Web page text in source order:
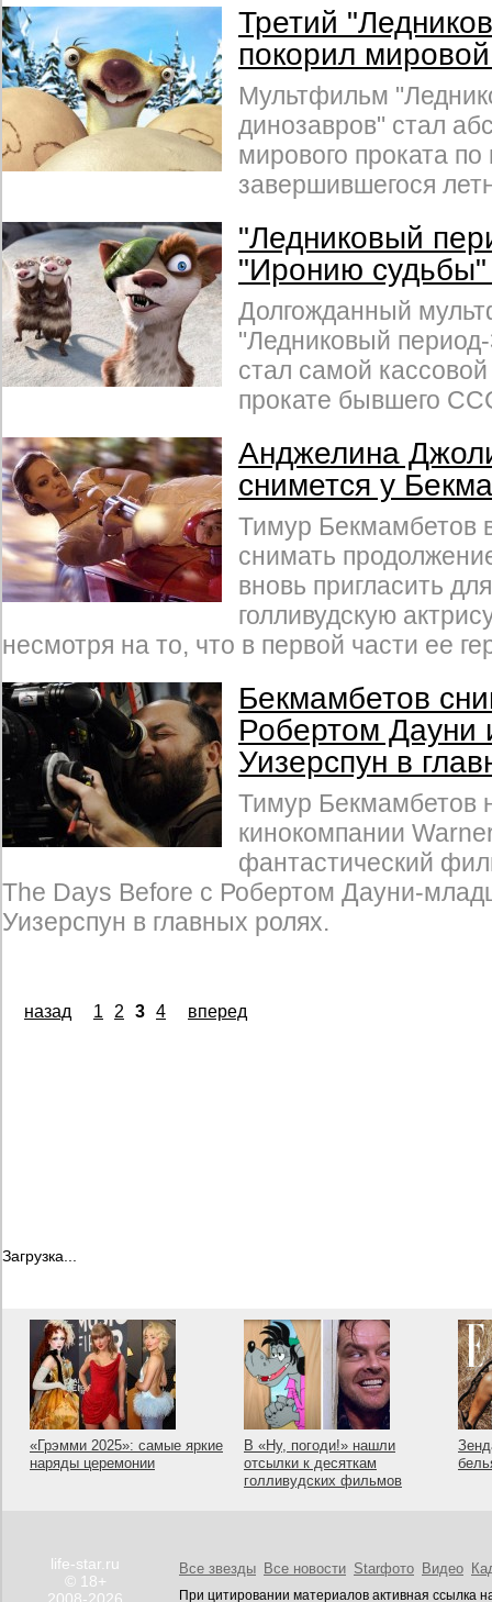
Третий
покорил
Мультфильм
динозавров" стал
мирового проката по
завершившегося
"Ледниковый
"Иронию
Долгожданный
"Ледниковый
стал самой
прокате бывшего
Анджелина
снимется у
Тимур Бекмамбетов
снимать
вновь пригласить
голливудскую
несмотря на то, что в первой части ее
Бекмамбетов
Робертом Дауни
Уизерспун в
Тимур Бекмамбетов
кинокомпании
фантастический
The Days Before с Робертом Дауни-
Уизерспун в главных ролях.
назад 1 2 3 4 вперед
Загрузка...
«Грэмми 2025»: самые яркие
наряды церемонии
В «Ну, погоди!» нашли
отсылки к десяткам
голливудских фильмов
life-star.ru
© 18+
Все звезды Все новости Starфото Видео
При цитировании материалов активная ссылка